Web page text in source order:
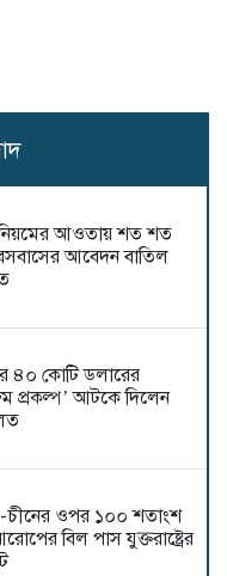
আওতায় শত শত
বসবাসের আবেদন বাতিল
৪০ কোটি ডলারের
প্রকল্প’ আটকে দিলেন
চীনের ওপর ১০০ শতাংশ
বিল পাস যুক্তরাষ্ট্রের